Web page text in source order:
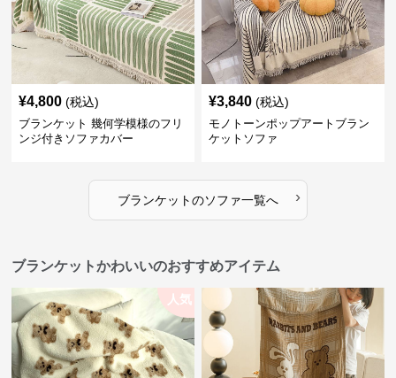
¥4,800 (税込)
ブランケット 幾何学模様のフリ
ンジ付きソファカバー
¥3,840 (税込)
モノトーンポップアートブラン
ケットソファ
ブランケットのソファ一覧へ ›
ブランケットかわいいのおすすめアイテム
人気